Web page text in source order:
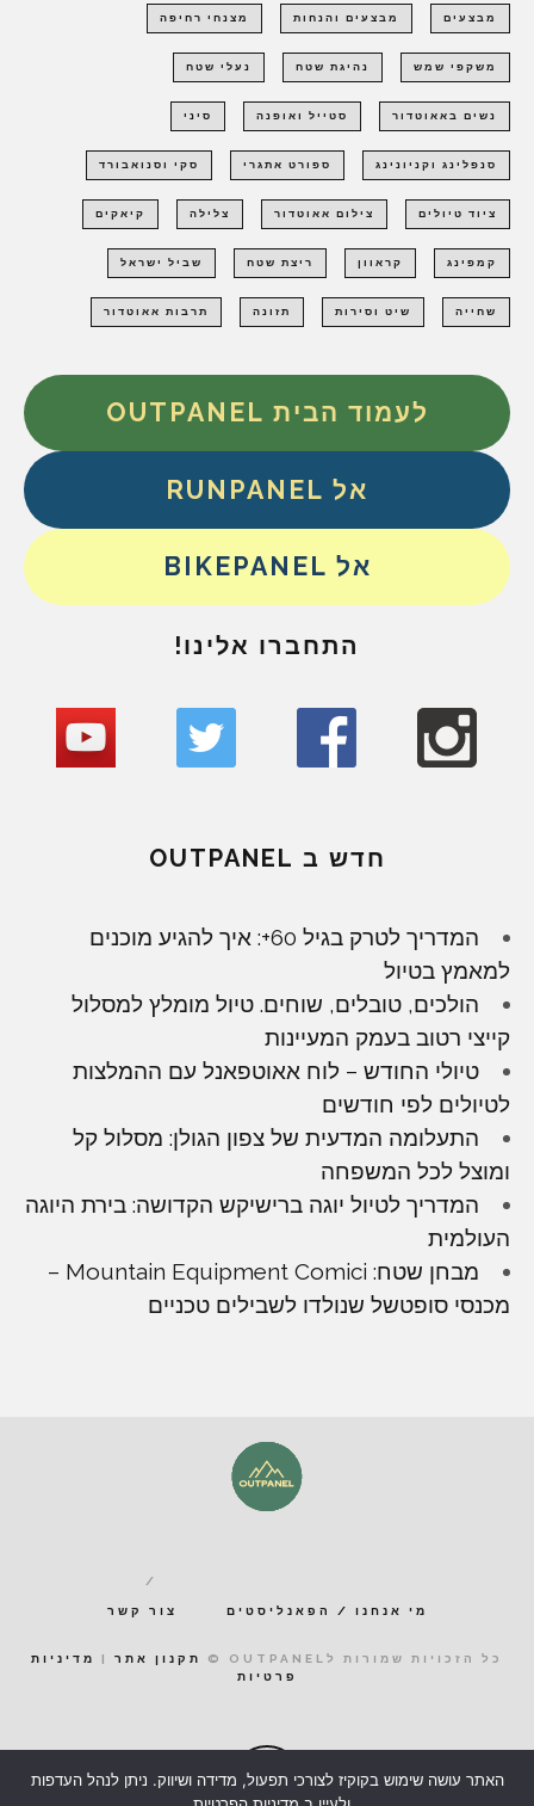
מבצעים מבצעים והנחות מצנחי רחיפה
משקפי שמש נהיגת שטח נעלי שטח
נשים באאוטדור סטייל ואופנה סיני
סנפלינג וקניונינג ספורט אתגרי סקי וסנואבורד
ציוד טיולים צילום אאוטדור צלילה קיאקים
קמפינג קראוון ריצת שטח שביל ישראל
שחייה שיט וסירות תזונה תרבות אאוטדור
לעמוד הבית OUTPANEL
אל RUNPANEL
אל BIKEPANEL
התחברו אלינו!
חדש ב OUTPANEL
המדריך לטרק בגיל 60+: איך להגיע מוכנים
למאמץ בטיול
הולכים, טובלים, שוחים. טיול מומלץ למסלול
קייצי רטוב בעמק המעיינות
טיולי החודש – לוח אאוטפאנל עם ההמלצות
לטיולים לפי חודשים
התעלומה המדעית של צפון הגולן: מסלול קל
ומוצל לכל המשפחה
המדריך לטיול יוגה ברישיקש הקדושה: בירת היוגה
העולמית
מבחן שטח: Mountain Equipment Comici –
מכנסי סופטשל שנולדו לשבילים טכניים
מי אנחנו / הפאנליסטים צור קשר
כל הזכויות שמורות לOUTPANEL © תקנון אתר
מדיניות
פרטיות
האתר עושה שימוש בקוקיז לצורכי תפעול, מדידה ושיווק. ניתן לנהל העדפות